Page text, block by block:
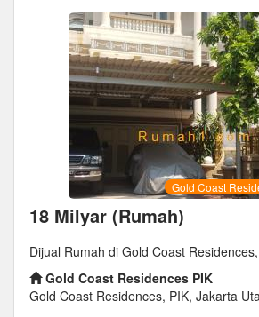
Gold Coast
18 Milyar (Rumah)
Dijual Rumah di Gold Coast
Gold Coast Residences PIK
Gold Coast Residences, PIK, Jakarta